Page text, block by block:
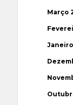
Março